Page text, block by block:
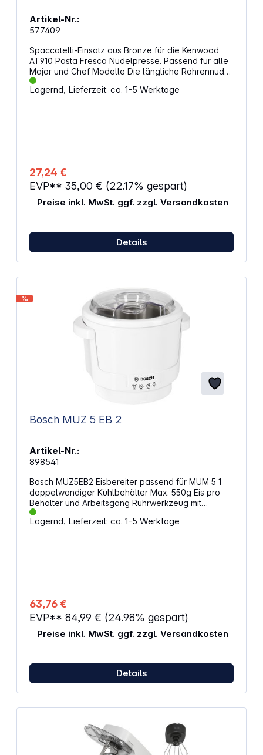
Artikel-Nr.:
577409
Spaccatelli-Einsatz aus Bronze für die Kenwood
AT910 Pasta Fresca Nudelpresse. Passend für alle
Major und Chef Modelle Die längliche Röhrennudel
ist durch seitlichen Einschnitt besonders schnell zu
kochen. So gelingen Ihnen die leckersten
der Pasta-Herstellung außerdem ein höherer Druck
notwendig. Dadurch wird die Struktur der einzelnen
Nudeln dichter, was hilfreich ist die Pasta später
beim Kochen möglichst al dente - also bissfest -
zuzubereiten.
Lagernd, Lieferzeit: ca. 1-5 Werktage
27,24 €
EVP** 35,00 € (22.17% gespart)
Preise inkl. MwSt. ggf. zzgl. Versandkosten
Details
%
Bosch MUZ 5 EB 2
Artikel-Nr.:
898541
Bosch MUZ5EB2 Eisbereiter passend für MUM 5 1
doppelwandiger Kühlbehälter Max. 550g Eis pro
Behälter und Arbeitsgang Rührwerkzeug mit
Sicherheitskupplung Halterung für Kühlbehälter mit
Griffrand Spitzschutzdeckel mit Einfüllöffnung
Lagernd, Lieferzeit: ca. 1-5 Werktage
63,76 €
EVP** 84,99 € (24.98% gespart)
Preise inkl. MwSt. ggf. zzgl. Versandkosten
Details